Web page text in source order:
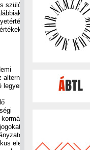
szülők régi
az
az
elemek